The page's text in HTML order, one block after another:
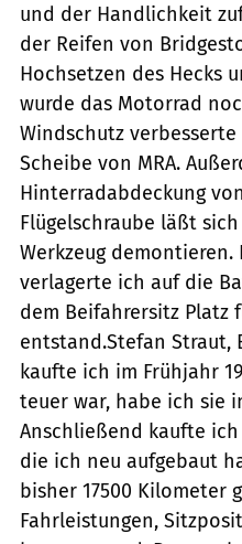
und der Handlichkeit
der Reifen von
Hochsetzen des Hecks
wurde das Motorrad
Windschutz
Scheibe von MRA.
Hinterradabdeckung
Flügelschraube läßt
Werkzeug demontieren.
verlagerte ich auf die
dem Beifahrersitz Platz
entstand.Stefan Straut,
kaufte ich im Frühjahr
teuer war, habe ich sie
Anschließend kaufte
die ich neu aufgebaut
bisher 17500 Kilometer
Fahrleistungen,